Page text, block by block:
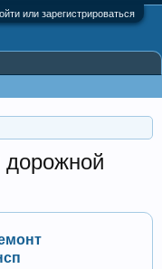
или зарегистрироваться
дорожной